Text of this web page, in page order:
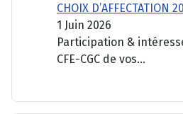
CHOIX D’AFFECTATION
1 Juin 2026
Participation &
CFE-CGC de vos...